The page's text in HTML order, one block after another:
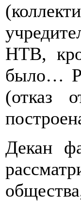
НТВ,
было…
(отказ
Декан